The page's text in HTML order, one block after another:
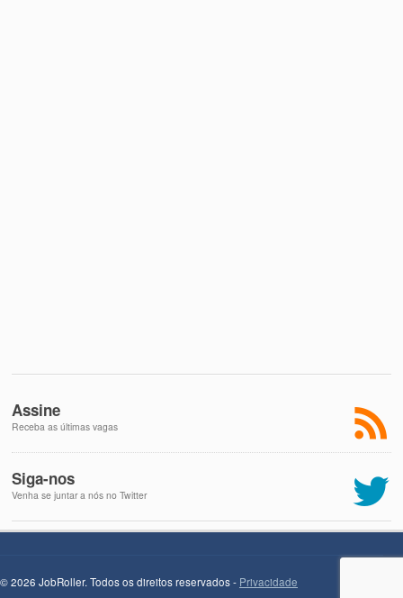
Assine
Receba as últimas vagas
Siga-nos
Venha se juntar a nós no Twitter
© 2026 JobRoller. Todos os direitos reservados - Privacidade